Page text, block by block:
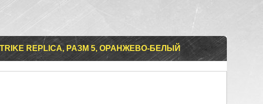
REPLICA, РАЗМ 5, ОРАНЖЕВО-БЕЛЫЙ